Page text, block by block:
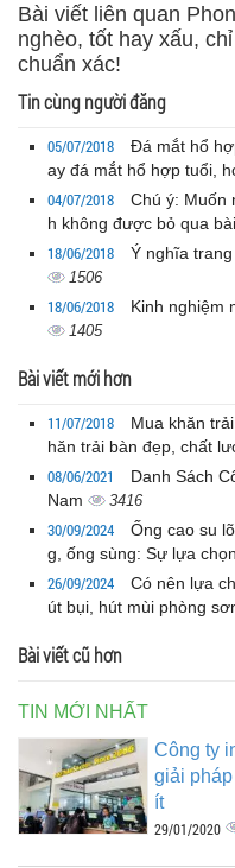
Bài viết liên quan
nghèo, tốt hay xấu,
chuẩn xác!
Tin cùng người đăng
05/07/2018
Đá mắt hổ
ay đá mắt hổ hợp tuổi,
04/07/2018
Chú ý: Muốn
h không được bỏ qua
18/06/2018 Ý nghĩa
1506
18/06/2018 Kinh nghiệm
1405
Bài viết mới hơn
11/07/2018
Mua khăn
hăn trải bàn đẹp, chất
08/06/2021
Danh Sách
Nam
3416
30/09/2024
Ống cao su
g, ống sùng: Sự lựa
26/09/2024
Có nên lựa
út bụi, hút mùi phòng
Bài viết cũ hơn
TIN MỚI NHẤT
Công ty
giải
ít
29/01/2020